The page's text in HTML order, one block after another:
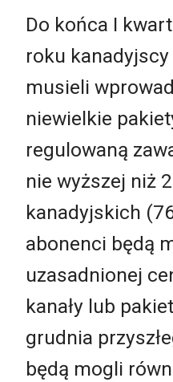
Do końca I
roku
musieli
niewielkie
regulowaną
nie wyższej niż
kanadyjskich
abonenci będą
uzasadnionej
kanały lub
grudnia
będą mogli